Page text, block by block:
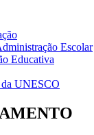
Escolar
Educativa
da UNESCO